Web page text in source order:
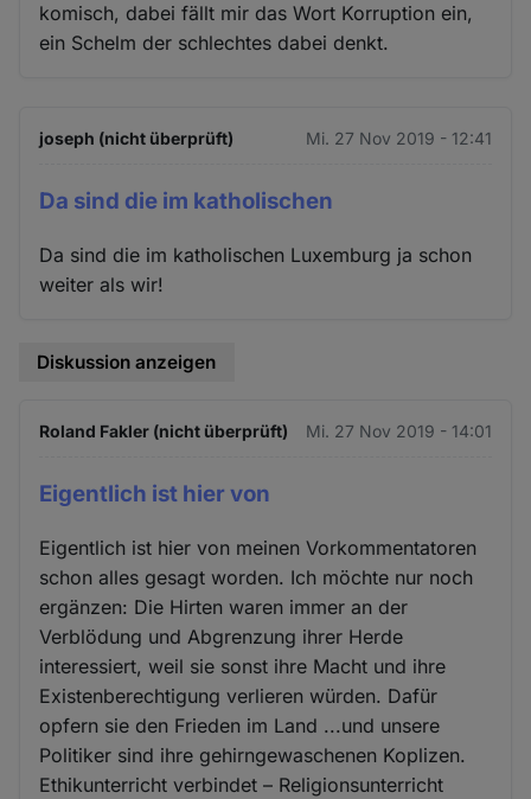
komisch, dabei fällt mir das Wort Korruption ein,
ein Schelm der schlechtes dabei denkt.
joseph (nicht überprüft) Mi. 27 Nov 2019 - 12:41
Da sind die im katholischen
Da sind die im katholischen Luxemburg ja schon
weiter als wir!
Diskussion anzeigen
Roland Fakler (nicht überprüft) Mi. 27 Nov 2019 - 14:01
Eigentlich ist hier von
Eigentlich ist hier von meinen Vorkommentatoren
schon alles gesagt worden. Ich möchte nur noch
ergänzen: Die Hirten waren immer an der
Verblödung und Abgrenzung ihrer Herde
interessiert, weil sie sonst ihre Macht und ihre
Existenberechtigung verlieren würden. Dafür
opfern sie den Frieden im Land ...und unsere
Politiker sind ihre gehirngewaschenen Koplizen.
Ethikunterricht verbindet – Religionsunterricht